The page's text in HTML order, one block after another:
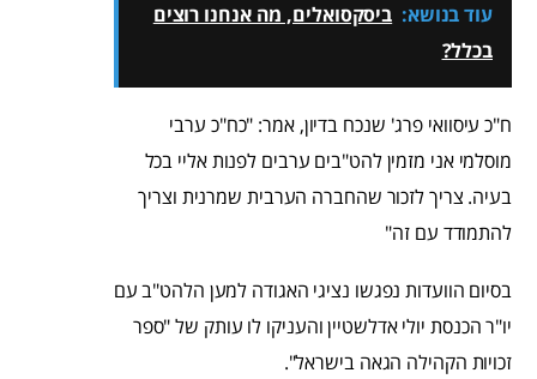
עוד בנושא: ביסקסואלים, מה אנחנו רוצים
בכלל?
ח"כ עיסוואי פרג' שנכח בדיון, אמר: "כח"כ ערבי
מוסלמי אני מזמין להט"בים ערבים לפנות אליי בכל
בעיה. צריך לזכור שהחברה הערבית שמרנית וצריך
להתמודד עם זה"
בסיום הוועדות נפגשו נציגי האגודה למען הלהט"ב עם
יו"ר הכנסת יולי אדלשטיין והעניקו לו עותק של "ספר
זכויות הקהילה הגאה בישראל".